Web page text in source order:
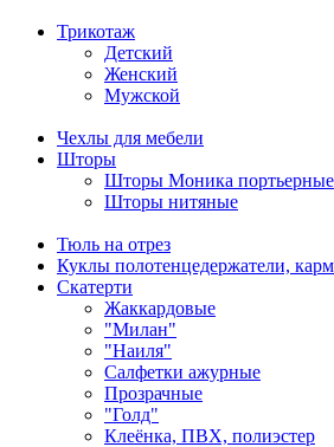
Трикотаж
Детский
Женский
Мужской
Чехлы для мебели
Шторы
Шторы Моника портьерные
Шторы нитяные
Тюль на отрез
Куклы полотенцедержатели,
Скатерти
Жаккардовые
"Милан"
"Наиля"
Салфетки ажурные
Прозрачные
"Голд"
Клеёнка, ПВХ, полиэстер